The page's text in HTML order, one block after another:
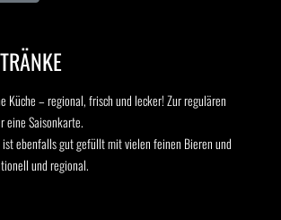
Küche – regional, frisch und lecker! Zur regulären
eine Saisonkarte.
ebenfalls gut gefüllt mit vielen feinen Bieren und
und regional.